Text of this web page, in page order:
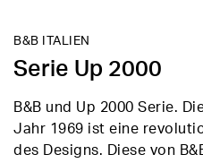
B&B ITALIEN
Serie Up 2000
B&B und Up 2000 Serie.
Jahr 1969 ist eine
des Designs. Diese von